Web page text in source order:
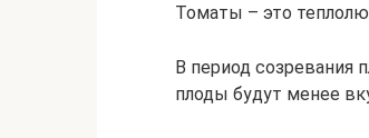
Томаты – это
В период созревания
плоды будут менее